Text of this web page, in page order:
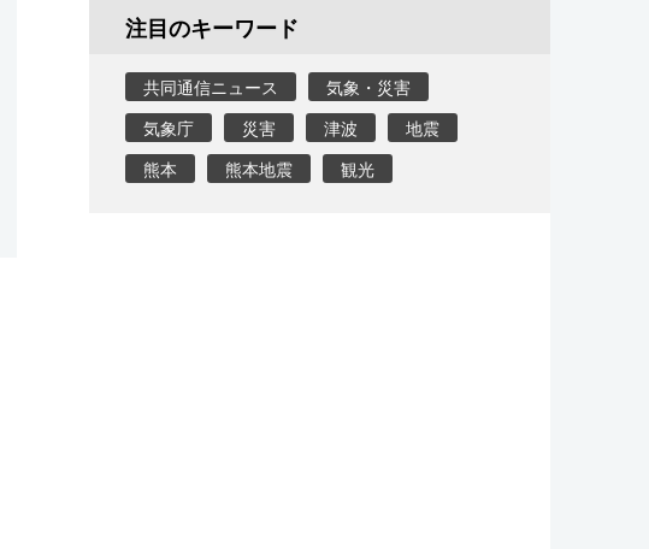
注目のキーワード
共同通信ニュース
気象・災害
気象庁
災害 津波
地震
熊本
熊本地震 観光